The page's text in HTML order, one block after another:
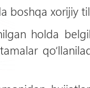
boshqa xorijiy
holda